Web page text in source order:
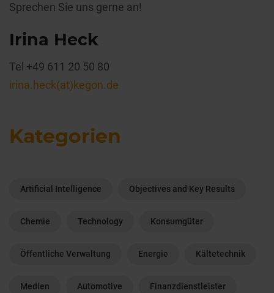
Sprechen Sie uns gerne an!
Irina Heck
Tel +49 611 20 50 80
irina.heck(at)kegon.de
Kategorien
Artificial Intelligence Objectives and Key Results
Chemie Technology Konsumgüter
Öffentliche Verwaltung Energie Kältetechnik
Medien Automotive Finanzdienstleister